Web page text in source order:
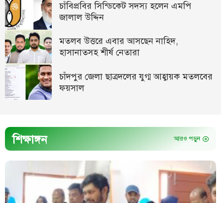
চাঁবিপ্রবির সিন্ডিকেট সদস্য হলেন এমপি
জালাল উদ্দিন
মতলব উত্তরে এবার আসছেন নাহিদ,
হাসানাতসহ শীর্ষ নেতারা
চাঁদপুর জেলা ছাত্রদলের যুগ্ম আহ্বায়ক মতলবের
ফয়সাল
শিক্ষাঙ্গন আরও পড়ুন